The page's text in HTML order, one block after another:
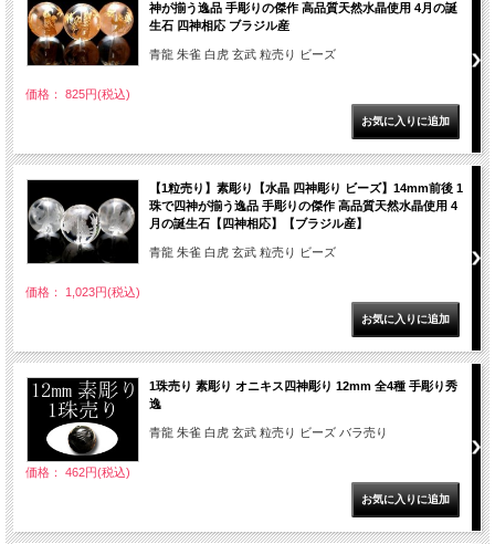
神が揃う逸品 手彫りの傑作 高品質天然水晶使用 4月の誕
生石 四神相応 ブラジル産
青龍 朱雀 白虎 玄武 粒売り ビーズ
価格： 825円(税込)
【1粒売り】素彫り【水晶 四神彫り ビーズ】14mm前後 1
珠で四神が揃う逸品 手彫りの傑作 高品質天然水晶使用 4
月の誕生石【四神相応】【ブラジル産】
青龍 朱雀 白虎 玄武 粒売り ビーズ
価格： 1,023円(税込)
1珠売り 素彫り オニキス四神彫り 12mm 全4種 手彫り秀
逸
青龍 朱雀 白虎 玄武 粒売り ビーズ バラ売り
価格： 462円(税込)